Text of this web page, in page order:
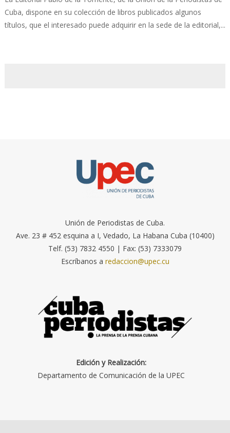
Cuba, dispone en su colección de libros publicados algunos
títulos, que el interesado puede adquirir en la sede de la editorial,...
Unión de Periodistas de Cuba.
Ave. 23 # 452 esquina a I, Vedado, La Habana Cuba (10400)
Telf. (53) 7832 4550 | Fax: (53) 7333079
Escríbanos a redaccion@upec.cu
Edición y Realización:
Departamento de Comunicación de la UPEC